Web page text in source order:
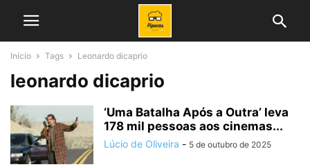
Início Tags Leonardo dicaprio
leonardo dicaprio
‘Uma Batalha Após a Outra’ leva
178 mil pessoas aos cinemas...
Lúcio de Oliveira - 5 de outubro de 2025